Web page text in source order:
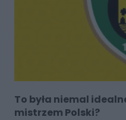
To była niemal
mistrzem Polski?